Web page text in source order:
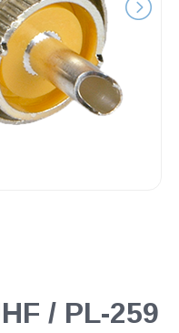
/ PL-259